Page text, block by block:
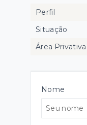
Perfil
Situação
Área Privativa
Nome